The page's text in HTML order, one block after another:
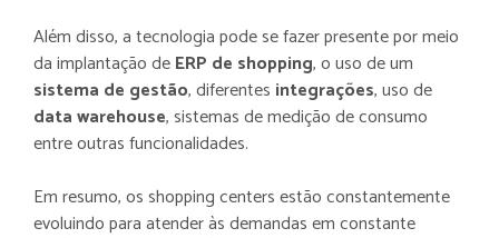
Nós usamos cookies e outras tecnologias
Nós usamos cookies e outras tecnologias
Além disso, a tecnologia pode se fazer presente por meio
da implantação deERP de shopping, o uso de um
sistema de gestão, diferentes integrações, uso de
data warehouse, sistemas de medição de consumo
entre outras funcionalidades.
Em resumo, os shopping centers estão constantemente
evoluindo para atender às demandas em constante